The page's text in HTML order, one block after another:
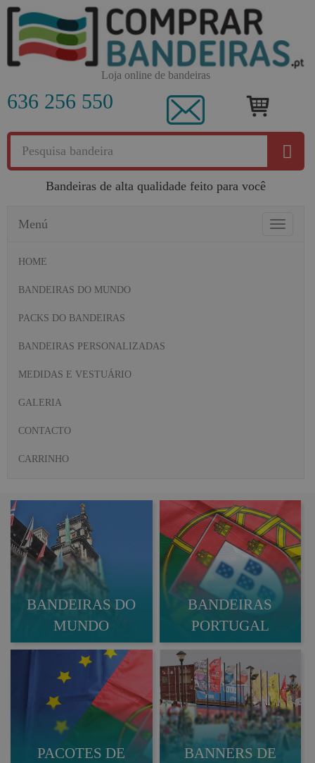
Loja online de bandeiras
636 256 550
Bandeiras de alta qualidade feito para você
Toggle
Menú
HOME
BANDEIRAS DO MUNDO
PACKS DO BANDEIRAS
BANDEIRAS PERSONALIZADAS
MEDIDAS E VESTUÁRIO
GALERIA
CONTACTO
CARRINHO
BANDEIRAS DO
MUNDO
BANDEIRAS
PORTUGAL
PACOTES DE
BANNERS DE